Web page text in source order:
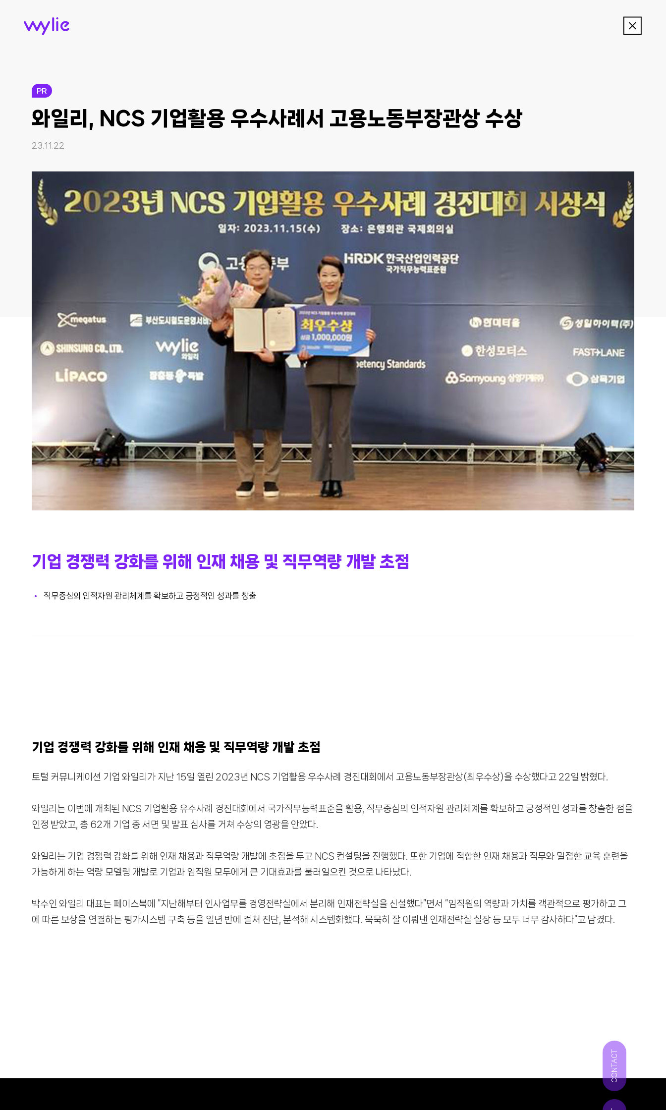
이
전
wylie
PR
와일리, NCS 기업활용 우수사례서 고용노동부장관상 수상
23.11.22
기업 경쟁력 강화를 위해 인재 채용 및 직무역량 개발 초점
직무중심의 인적자원 관리체계를 확보하고 긍정적인 성과를 창출
기업 경쟁력 강화를 위해 인재 채용 및 직무역량 개발 초점
토털 커뮤니케이션 기업 와일리가 지난 15일 열린 2023년 NCS 기업활용 우수사례 경진대회에서 고용노동부장관상(최우수상)을 수상했다고 22일 밝혔다.
와일리는 이번에 개최된 NCS 기업활용 유수사례 경진대회에서 국가직무능력표준을 활용, 직무중심의 인적자원 관리체계를 확보하고 긍정적인 성과를 창출한 점을
인정 받았고, 총 62개 기업 중 서면 및 발표 심사를 거쳐 수상의 영광을 안았다.
와일리는 기업 경쟁력 강화를 위해 인재 채용과 직무역량 개발에 초점을 두고 NCS 컨설팅을 진행했다. 또한 기업에 적합한 인재 채용과 직무와 밀접한 교육 훈련을
가능하게 하는 역량 모델링 개발로 기업과 임직원 모두에게 큰 기대효과를 불러일으킨 것으로 나타났다.
박수인 와일리 대표는 페이스북에 “지난해부터 인사업무를 경영전략실에서 분리해 인재전략실을 신설했다”면서 “임직원의 역량과 가치를 객관적으로 평가하고 그
에 따른 보상을 연결하는 평가시스템 구축 등을 일년 반에 걸쳐 진단, 분석해 시스템화했다. 묵묵히 잘 이뤄낸 인재전략실 실장 등 모두 너무 감사하다”고 남겼다.
CONTACT